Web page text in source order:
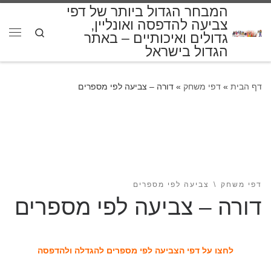
המבחר הגדול ביותר של דפי
צביעה להדפסה ואונליין,
גדולים ואיכותיים – באתר
הגדול בישראל
Search
דף הבית » דפי משחק » דורה – צביעה לפי מספרים
דפי משחק צביעה לפי מספרים
דורה – צביעה לפי מספרים
לחצו על דפי הצביעה לפי מספרים להגדלה ולהדפסה